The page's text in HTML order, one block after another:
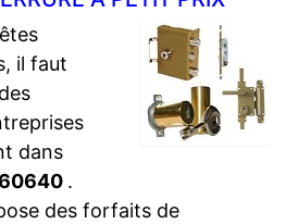
il faut
des
dans
60640 .
des forfaits de